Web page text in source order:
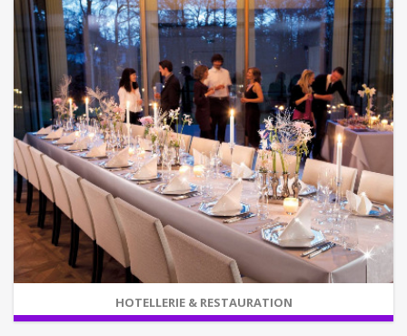
HOTELLERIE & RESTAURATION